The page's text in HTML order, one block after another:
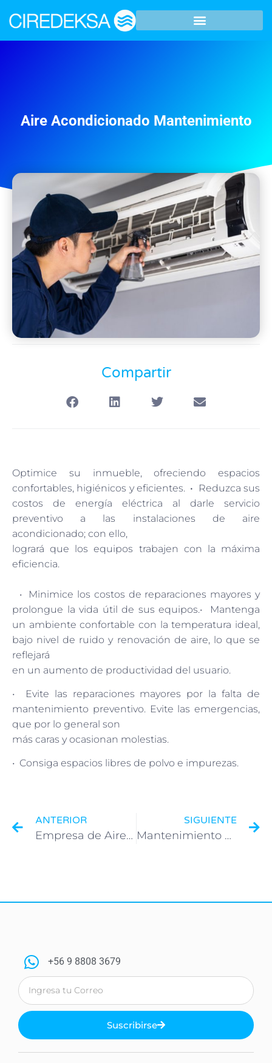
Aire Acondicionado Mantenimiento
Compartir
Optimice su inmueble, ofreciendo espacios
confortables, higiénicos y eficientes. • Reduzca sus
costos de energía eléctrica al darle servicio
preventivo a las instalaciones de aire
acondicionado; con ello,
logrará que los equipos trabajen con la máxima
eficiencia.
• Minimice los costos de reparaciones mayores y
prolongue la vida útil de sus equipos.• Mantenga
un ambiente confortable con la temperatura ideal,
bajo nivel de ruido y renovación de aire, lo que se
reflejará
en un aumento de productividad del usuario.
• Evite las reparaciones mayores por la falta de
mantenimiento preventivo. Evite las emergencias,
que por lo general son
más caras y ocasionan molestias.
• Consiga espacios libres de polvo e impurezas.
ANTERIOR
Empresa de Aire Acondicionado CIREDEKSA, Tu elección definitiva
SIGUIENTE
Mantenimiento Aire Acondicionado – Ciredeksa
+56 9 8808 3679
Suscribirse